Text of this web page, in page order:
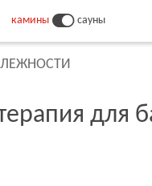
камины сауны
для